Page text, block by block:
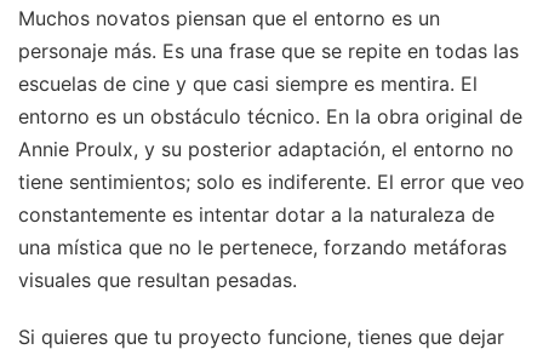
Muchos novatos piensan que el entorno es un
personaje más. Es una frase que se repite en todas las
escuelas de cine y que casi siempre es mentira. El
entorno es un obstáculo técnico. En la obra original de
Annie Proulx, y su posterior adaptación, el entorno no
tiene sentimientos; solo es indiferente. El error que veo
constantemente es intentar dotar a la naturaleza de
una mística que no le pertenece, forzando metáforas
visuales que resultan pesadas.
Si quieres que tu proyecto funcione, tienes que dejar